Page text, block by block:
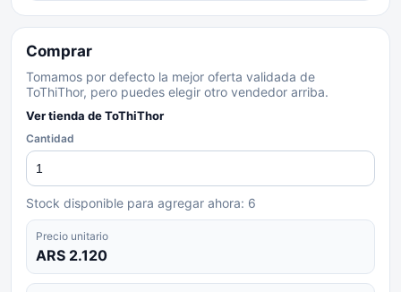
Comprar
Tomamos por defecto la mejor oferta validada de
ToThiThor, pero puedes elegir otro vendedor arriba.
Ver tienda deToThiThor
Cantidad
Stock disponible para agregar ahora: 6
Precio unitario
ARS 2.120